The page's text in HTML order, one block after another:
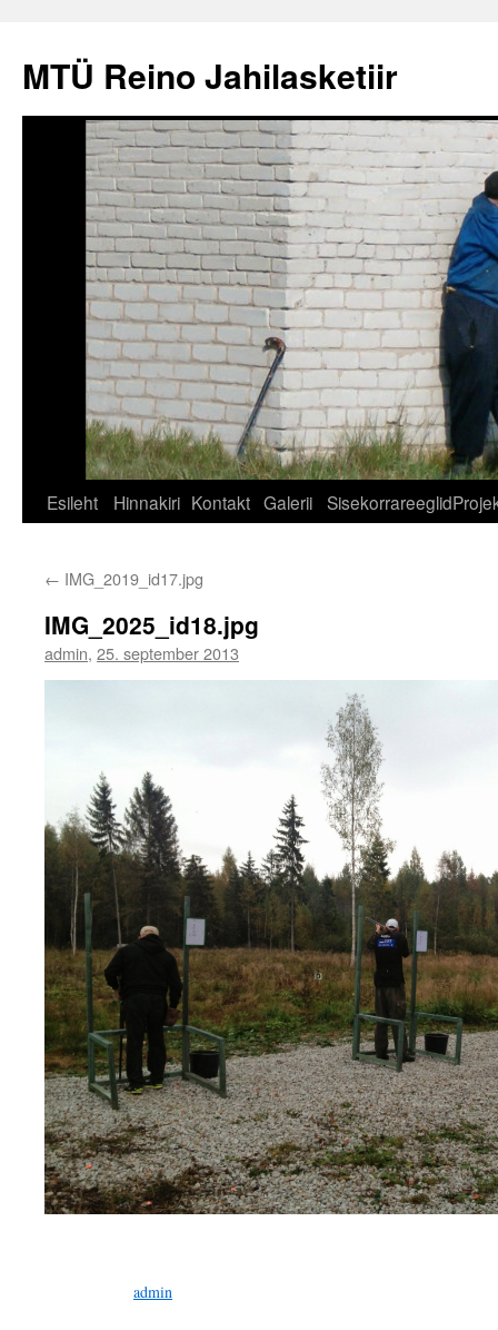
juurde
MTÜ Reino Jahilasketiir
Esileht Hinnakiri Kontakt Galerii Sisekorrareeglid
← IMG_2019_id17.jpg
IMG_2025_id18.jpg
admin, 25. september 2013
admin